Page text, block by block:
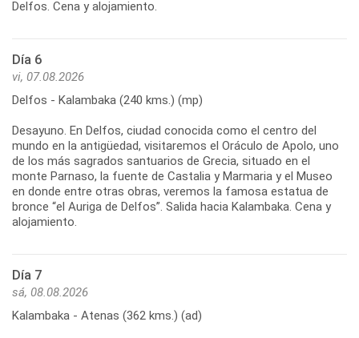
Día 6
vi, 07.08.2026
Delfos - Kalambaka (240 kms.) (mp)
Desayuno. En Delfos, ciudad conocida como el centro del
mundo en la antigüedad, visitaremos el Oráculo de Apolo, uno
de los más sagrados santuarios de Grecia, situado en el
monte Parnaso, la fuente de Castalia y Marmaria y el Museo
en donde entre otras obras, veremos la famosa estatua de
bronce “el Auriga de Delfos”. Salida hacia Kalambaka. Cena y
Día 7
sá, 08.08.2026
Kalambaka - Atenas (362 kms.) (ad)